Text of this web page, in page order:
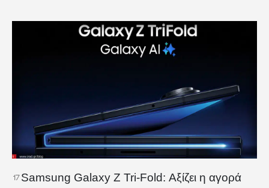
17 Samsung Galaxy Z Tri-Fold: Αξίζει η αγορά